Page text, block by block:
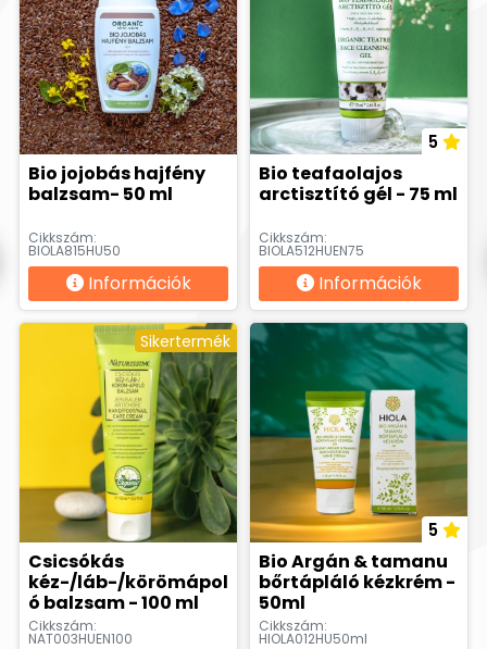
Bio jojobás hajfény
balzsam- 50 ml
Cikkszám:
BIOLA815HU50
Információk
5
Bio teafaolajos
arctisztító gél - 75 ml
Cikkszám:
BIOLA512HUEN75
Információk
Sikertermék
Csicsókás
kéz-/láb-/körömápol
ó balzsam - 100 ml
Cikkszám:
NAT003HUEN100
5
Bio Argán & tamanu
bőrtápláló kézkrém -
50ml
Cikkszám:
HIOLA012HU50ml